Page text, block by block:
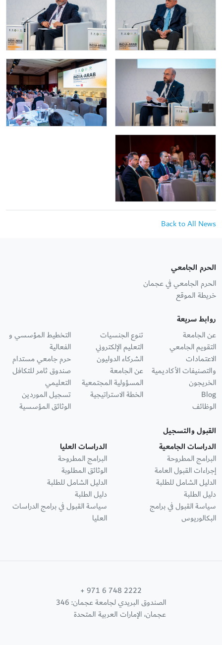
Back to All News
الحرم الجامعي
الحرم الجامعي في عجمان
خريطة الموقع
روابط سريعة
عن الجامعة
التقويم الجامعي
الاعتمادات
والتصنيفات الأكاديمية
الخريجون
Blog
الوظائف
تنوع الجنسيات
التعليم الإلكتروني
الشركاء الدوليون
عن الجامعة
المسؤولية المجتمعية
الخطة الاستراتيجية
التخطيط المؤسسي و
الفعالية
حرم جامعي مستدام
صندوق ثامر للتكافل
التعليمي
تسجيل الموردين
الوثائق المؤسسية
القبول والتسجيل
الدراسات الجامعية
البرامج المطروحة
إجراءات القبول العامة
الدليل الشامل للطلبة
دليل الطلبة
سياسة القبول في برامج
البكالوريوس
الدراسات العليا
البرامج المطروحة
الوثائق المطلوبة
الدليل الشامل للطلبة
دليل الطلبة
سياسة القبول في برامج الدراسات
العليا
+ 971 6 748 2222
الصندوق البريدي لجامعة عجمان: 346
عجمان، الإمارات العربية المتحدة